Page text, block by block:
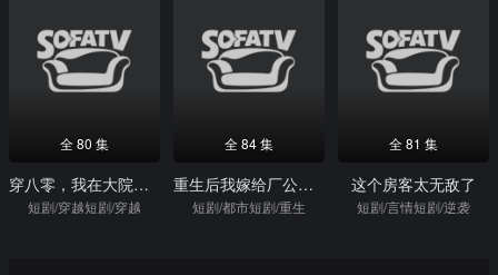
全 80 集
穿八零，我在大院捡老公
短剧/穿越短剧/穿越
全 84 集
重生后我嫁给厂公被宠上天
短剧/都市短剧/重生
全 81 集
这个房客太无敌了
短剧/言情短剧/逆袭